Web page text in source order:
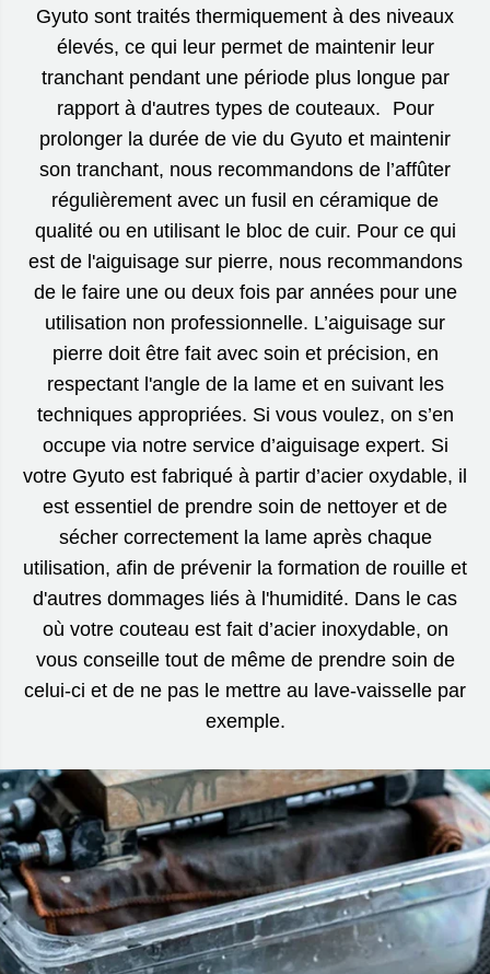
Gyuto sont traités thermiquement à des niveaux
élevés, ce qui leur permet de maintenir leur
tranchant pendant une période plus longue par
rapport à d'autres types de couteaux. Pour
prolonger la durée de vie du Gyuto et maintenir
son tranchant, nous recommandons de l’affûter
régulièrement avec un fusil en céramique de
qualité ou en utilisant le bloc de cuir. Pour ce qui
est de l'aiguisage sur pierre, nous recommandons
de le faire une ou deux fois par années pour une
utilisation non professionnelle. L’aiguisage sur
pierre doit être fait avec soin et précision, en
respectant l'angle de la lame et en suivant les
techniques appropriées. Si vous voulez, on s’en
occupe via notre service d’aiguisage expert. Si
votre Gyuto est fabriqué à partir d’acier oxydable, il
est essentiel de prendre soin de nettoyer et de
sécher correctement la lame après chaque
utilisation, afin de prévenir la formation de rouille et
d'autres dommages liés à l'humidité. Dans le cas
où votre couteau est fait d’acier inoxydable, on
vous conseille tout de même de prendre soin de
celui-ci et de ne pas le mettre au lave-vaisselle par
exemple.